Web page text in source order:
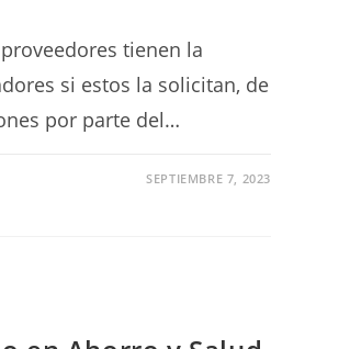
tienen la
si estos la solicitan, de
por parte del…
SEPTIEMBRE 7, 2023